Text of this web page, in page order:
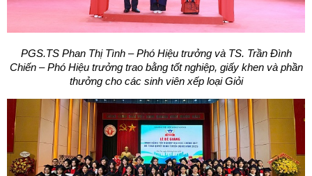
PGS.TS Phan Thị Tình – Phó Hiệu trưởng và TS. Trần Đình
Chiến – Phó Hiệu trưởng trao bằng tốt nghiệp, giấy khen và phần
thưởng cho các sinh viên xếp loại Giỏi